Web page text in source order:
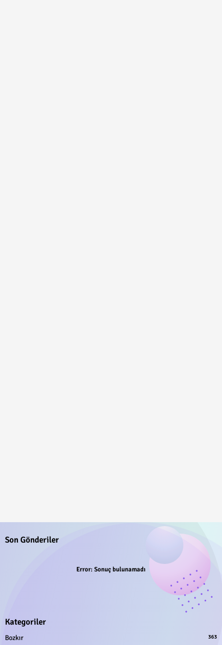
Son Gönderiler
Error: Sonuç bulunamadı
Kategoriler
Bozkır 363